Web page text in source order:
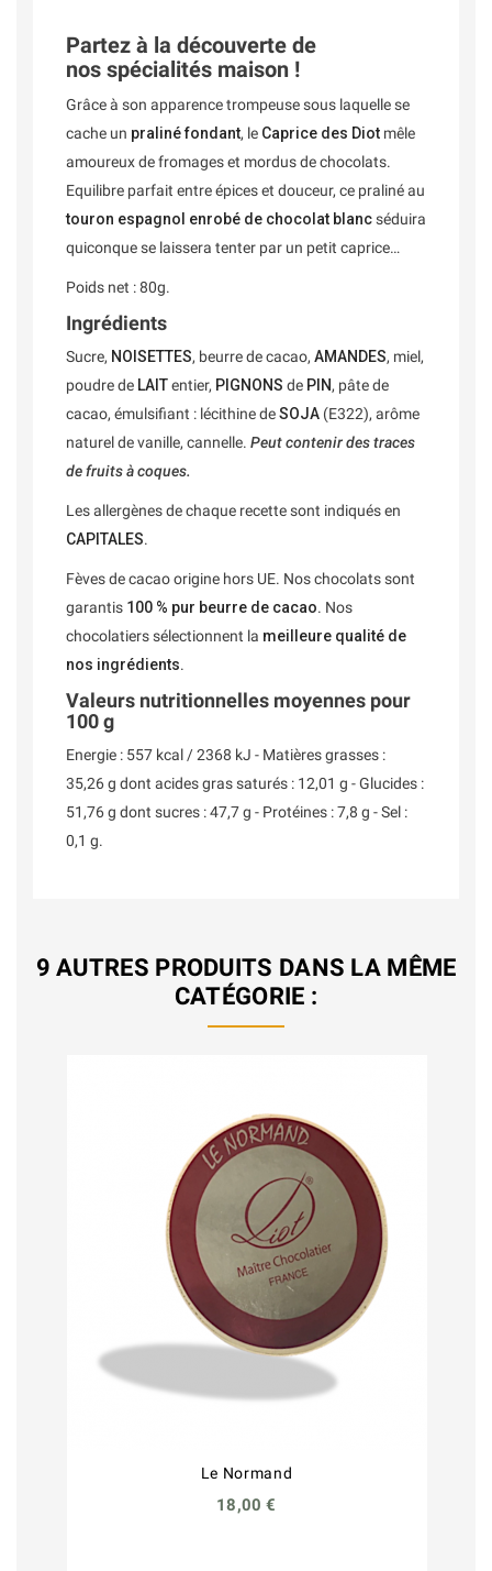
Partez à la découverte de
nos spécialités maison !
Grâce à son apparence trompeuse sous laquelle se
cache un praliné fondant, le Caprice des Diot mêle
amoureux de fromages et mordus de chocolats.
Equilibre parfait entre épices et douceur, ce praliné au
touron espagnol enrobé de chocolat blancséduira
quiconque se laissera tenter par un petit caprice…
Poids net : 80g.
Ingrédients
Sucre, NOISETTES, beurre de cacao, AMANDES, miel,
poudre de LAITentier, PIGNONS de PIN, pâte de
cacao, émulsifiant : lécithine deSOJA (E322), arôme
naturel de vanille, cannelle. Peut contenir des traces
de fruits à coques.
Les allergènes de chaque recette sont indiqués en
CAPITALES.
Fèves de cacao origine hors UE. Nos chocolats sont
garantis 100 % pur beurre de cacao. Nos
chocolatiers sélectionnent la meilleure qualité de
nos ingrédients.
Valeurs nutritionnelles moyennes pour
100 g
Energie : 557 kcal / 2368 kJ - Matières grasses :
35,26 g dont acides gras saturés : 12,01 g - Glucides :
51,76 g dont sucres : 47,7 g - Protéines : 7,8 g - Sel :
0,1 g.
9 AUTRES PRODUITS DANS LA MÊME
CATÉGORIE :
Le Normand
18,00 €